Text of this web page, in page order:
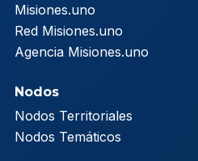
Misiones.uno
Red Misiones.uno
Agencia Misiones.uno
Nodos
Nodos Territoriales
Nodos Temáticos